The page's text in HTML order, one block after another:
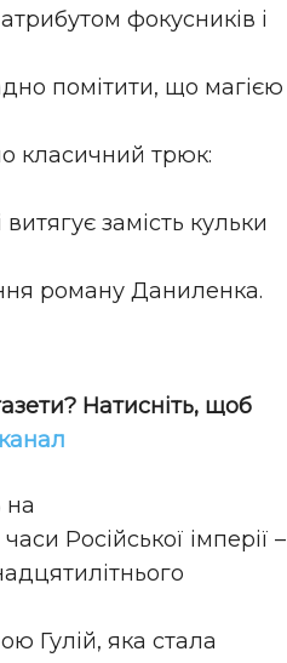
фокусників і
помітити, що магією
класичний трюк:
замість кульки
роману Даниленка.
Натисніть, щоб
на
Російської імперії –
Гулій, яка стала